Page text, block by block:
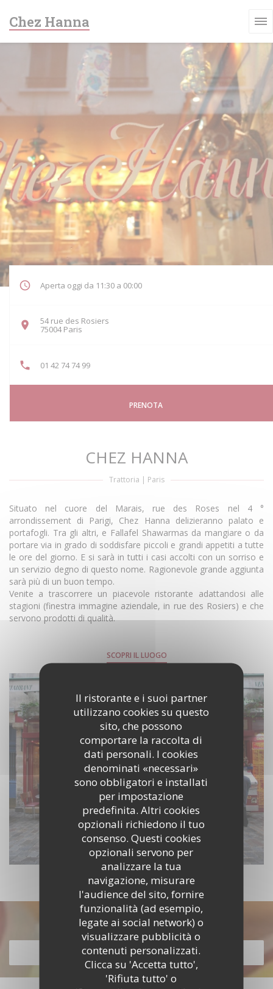
Il ristorante e i suoi partner
utilizzano cookies su questo
sito, che possono
comportare la raccolta di
dati personali. I cookies
denominati «necessari»
sono obbligatori e installati
per impostazione
predefinita. Altri cookies
opzionali richiedono il tuo
consenso. Questi cookies
opzionali servono per
analizzare la tua
navigazione, misurare
l'audience del sito, fornire
funzionalità (ad esempio,
legate ai social network) o
visualizzare pubblicità o
contenuti personalizzati.
Clicca su 'Accetta tutto',
'Rifiuta tutto' o
Chez Hanna
Aperta oggi da 11:30 a 00:00
54 rue des Rosiers
75004 Paris
01 42 74 74 99
PRENOTA
CHEZ HANNA
Trattoria | Paris
Situato nel cuore del Marais, rue des Roses nel 4 °
arrondissement di Parigi, Chez Hanna delizieranno palato e
portafogli. Tra gli altri, e Fallafel Shawarmas da mangiare o da
portare via in grado di soddisfare piccoli e grandi appetiti a tutte
le ore del giorno. E si sarà in tutti i casi accolti con un sorriso e
un servizio degno di questo nome. Ragionevole grande aggiunta
sarà più di un buon tempo.
Venite a trascorrere un piacevole ristorante adattandosi alle
stagioni (finestra immagine aziendale, in rue des Rosiers) e che
servono prodotti di qualità.
SCOPRI IL LUOGO
Scopri la nostra carta
SCOPRI LA NOSTRA CARTA